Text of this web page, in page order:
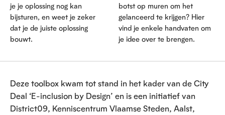
je je oplossing nog kan
bijsturen, en weet je zeker
dat je de juiste oplossing
bouwt.
botst op muren om het
gelanceerd te krijgen? Hier
vind je enkele handvaten om
je idee over te brengen.
Deze toolbox kwam tot stand in het kader van de City
Deal ‘E-inclusion by Design’ en is een initiatief van
District09, Kenniscentrum Vlaamse Steden, Aalst,